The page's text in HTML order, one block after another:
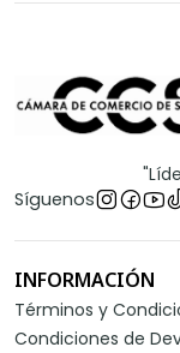
Síguenos
INFORMACIÓN
Términos y
Condiciones de